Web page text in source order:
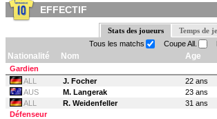
EFFECTIF
Stats des joueurs Temps de
Tous les matchs
Coupe All.
Nationalité Nom Age
Gardien
ALL
J. Focher 22 ans
AUS
M. Langerak 23 ans
ALL
R. Weidenfeller 31 ans
Défenseur